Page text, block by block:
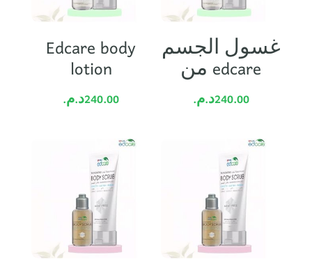
Edcare body
lotion
240.00د.م.
غسول الجسم
من edcare
240.00د.م.